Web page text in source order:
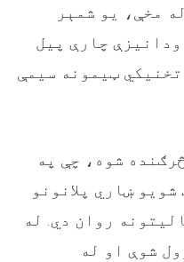
مخې، یو شمېر
چارې پیل
ټیمونه سیمې
شوه، چې په
ښاري پلانونو
روان دي. له
شوې او له